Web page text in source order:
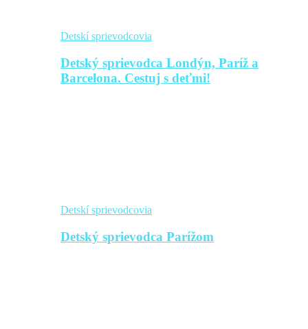
Detskí sprievodcovia
Detský sprievodca Londýn, Paríž a
Barcelona. Cestuj s deťmi!
Detskí sprievodcovia
Detský sprievodca Parížom